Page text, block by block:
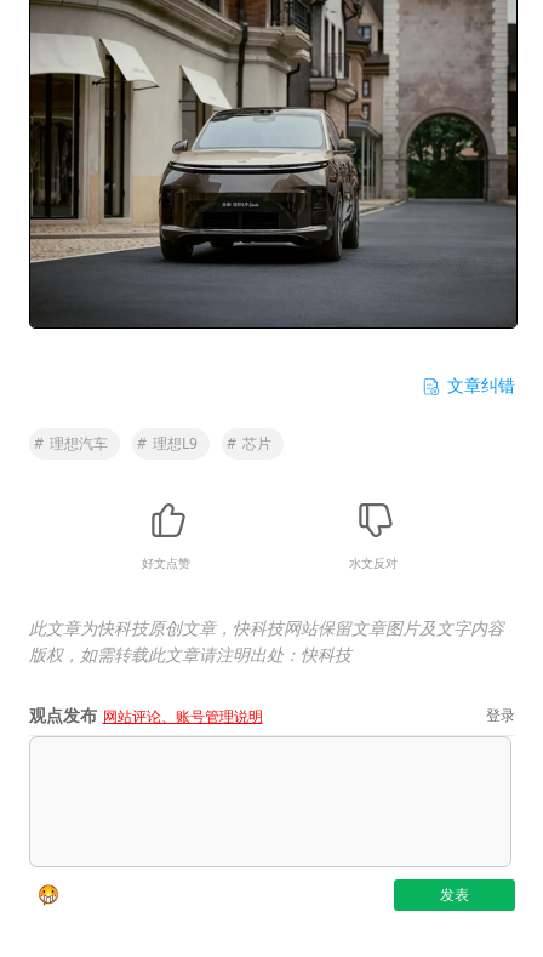
文章纠错
# 理想汽车 # 理想L9 # 芯片
好文点赞 水文反对
此文章为快科技原创文章，快科技网站保留文章图片及文字内容
版权，如需转载此文章请注明出处：快科技
观点发布 网站评论、账号管理说明 登录